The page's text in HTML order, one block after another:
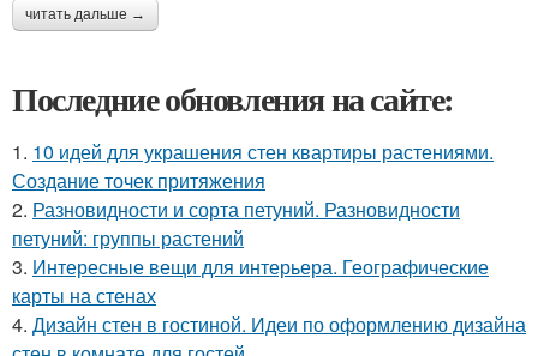
читать дальше →
Последние обновления на сайте:
1. 10 идей для украшения стен квартиры растениями.
Создание точек притяжения
2. Разновидности и сорта петуний. Разновидности
петуний: группы растений
3. Интересные вещи для интерьера. Географические
карты на стенах
4. Дизайн стен в гостиной. Идеи по оформлению дизайна